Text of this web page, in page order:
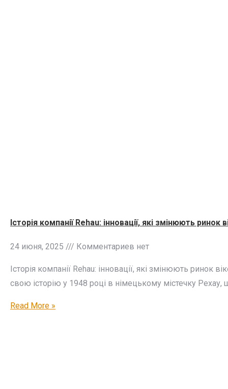
Історія компанії Rehau: інновації, які змінюють ринок
24 июня, 2025 Комментариев нет
Історія компанії Rehau: інновації, які змінюють ринок
свою історію у 1948 році в німецькому містечку Рехау,
Read More »